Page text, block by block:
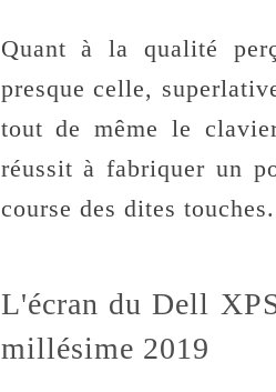
Quant à la qualité
presque celle,
tout de même le
réussit à fabriquer un
course des dites touches.
L'écran du Dell
millésime 2019